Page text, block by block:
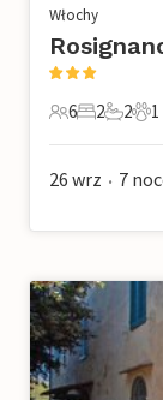
Włochy
6 Goście
6
2 Sypialnie
2
2
2
1
1
26 wrz • 7